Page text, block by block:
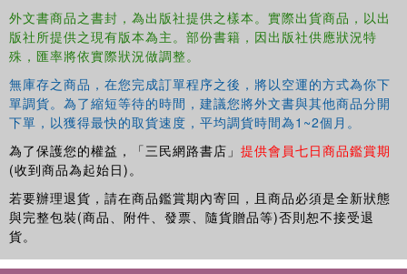
- academics conferring and the power of place
- New enlightenment and a university for children
- going to school: plus ca change?
the education system, but all are drawn together to
consider the greater implications for policy and practice in
the UK and beyond. The book will be of value to teachers
and school leaders, as well as to academics and students
on education programmes.
外文書商品之書封，為出版社提供之樣本。實際出貨商品，以出
版社所提供之現有版本為主。部份書籍，因出版社供應狀況特
殊，匯率將依實際狀況做調整。
無庫存之商品，在您完成訂單程序之後，將以空運的方式為你下
單調貨。為了縮短等待的時間，建議您將外文書與其他商品分開
下單，以獲得最快的取貨速度，平均調貨時間為1~2個月。
為了保護您的權益，「三民網路書店」 提供會員七日商品鑑賞期
(收到商品為起始日)。
若要辦理退貨，請在商品鑑賞期內寄回，且商品必須是全新狀態
與完整包裝(商品、附件、發票、隨貨贈品等)否則恕不接受退
貨。